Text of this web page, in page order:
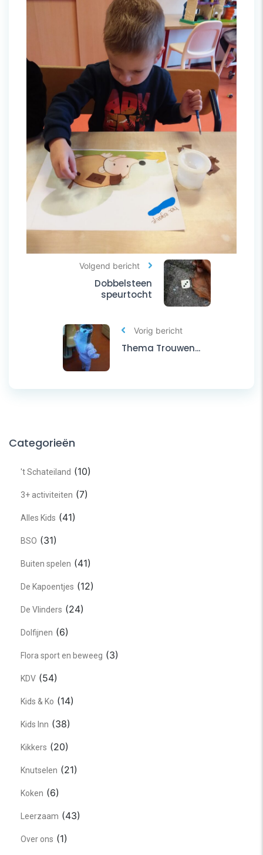
Vorig bericht
Thema Trouwen...
Volgend bericht
Dobbelsteen
speurtocht
Categorieën
't Schateiland (10)
3+ activiteiten (7)
Alles Kids (41)
BSO (31)
Buiten spelen (41)
De Kapoentjes (12)
De Vlinders (24)
Dolfijnen (6)
Flora sport en beweeg (3)
KDV (54)
Kids & Ko (14)
Kids Inn (38)
Kikkers (20)
Knutselen (21)
Koken (6)
Leerzaam (43)
Over ons (1)